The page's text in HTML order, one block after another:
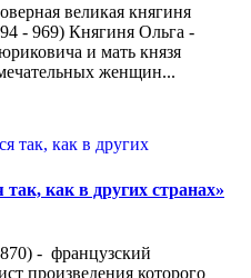
великая княгиня
- 969) Княгиня Ольга -
и мать князя
женщин...
так, как в других странах»
- французский
произведения которого